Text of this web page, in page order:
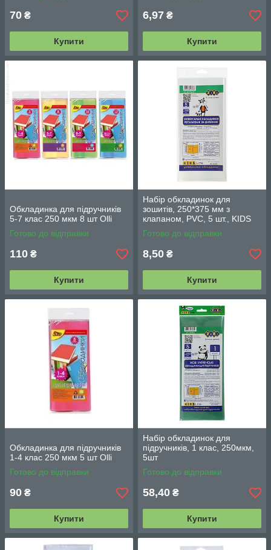
70 ₴
Купити
6,97 ₴
Купити
Обкладинка для підручників
5-7 клас 250 мкм 8 шт Olli
Готово до відправки
110 ₴
Купити
Набір обкладинок для
зошитів, 250*375 мм з
клапаном, PVC, 5 шт., KIDS
Line (ZB.4722-99)
Готово до відправки
8,50 ₴
Купити
Обкладинка для підручників
1-4 клас 250 мкм 5 шт Olli
Готово до відправки
90 ₴
Купити
Набір обкладинок для
підручників, 1 клас, 250мкм,
5шт
Готово до відправки
58,40 ₴
Купити